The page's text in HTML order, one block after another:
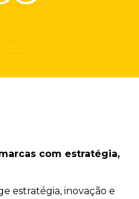
com estratégia,
estratégia, inovação e